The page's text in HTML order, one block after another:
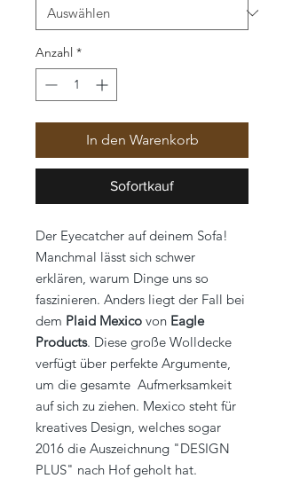
Anzahl *
In den Warenkorb
Sofortkauf
Der Eyecatcher auf deinem Sofa!
Manchmal lässt sich schwer
erklären, warum Dinge uns so
faszinieren. Anders liegt der Fall bei
dem Plaid Mexico von Eagle
Products. Diese große Wolldecke
verfügt über perfekte Argumente,
um die gesamte Aufmerksamkeit
auf sich zu ziehen. Mexico steht für
kreatives Design, welches sogar
2016 die Auszeichnung "DESIGN
PLUS" nach Hof geholt hat.